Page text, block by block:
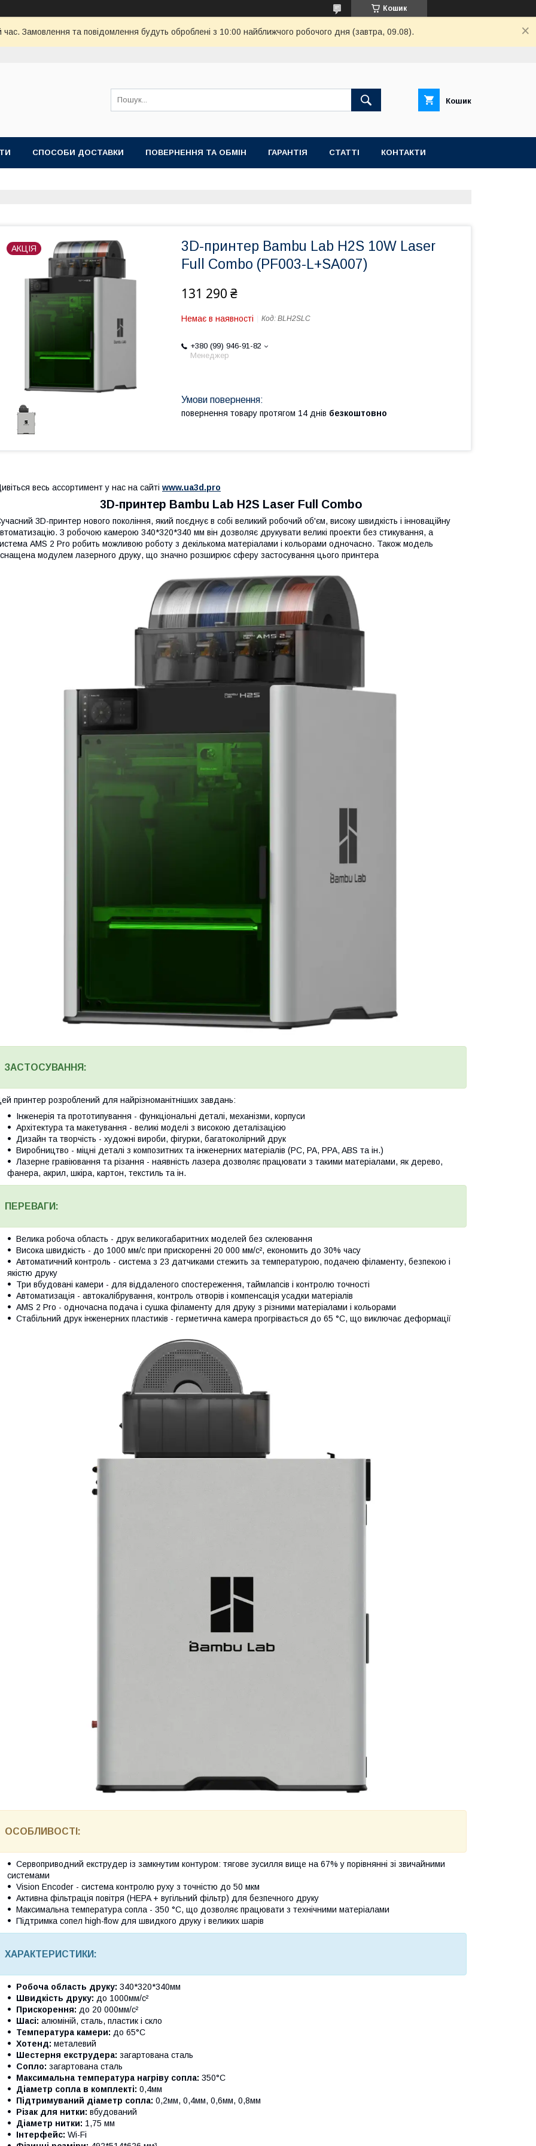
Кошик
час. Замовлення та повідомлення будуть оброблені з 10:00 найближчого робочого дня (завтра, 09.08).
Кошик
СПОСОБИ ДОСТАВКИ ПОВЕРНЕННЯ ТА ОБМІН ГАРАНТІЯ СТАТТІ КОНТАКТИ
АКЦІЯ
3D-принтер Bambu Lab H2S 10W Laser
Full Combo (PF003-L+SA007)
131 290 ₴
Немає в наявності Код: BLH2SLC
+380 (99) 946-91-82
Менеджер
повернення товару протягом 14 днів безкоштовно
весь ассортимент у нас на сайті www.ua3d.pro
3D-принтер Bambu Lab H2S Laser Full Combo
3D-принтер нового покоління, який поєднує в собі великий робочий об'єм, високу швидкість і інноваційну
З робочою камерою 340*320*340 мм він дозволяє друкувати великі проекти без стикування, а
AMS 2 Pro робить можливою роботу з декількома матеріалами і кольорами одночасно. Також модель
модулем лазерного друку, що значно розширює сферу застосування цього принтера
ЗАСТОСУВАННЯ:
принтер розроблений для найрізноманітніших завдань:
Інженерія та прототипування - функціональні деталі, механізми, корпуси
Архітектура та макетування - великі моделі з високою деталізацією
Дизайн та творчість - художні вироби, фігурки, багатоколірний друк
Виробництво - міцні деталі з композитних та інженерних матеріалів (PC, PA, PPA, ABS та ін.)
Лазерне гравіювання та різання - наявність лазера дозволяє працювати з такими матеріалами, як дерево,
фанера, акрил, шкіра, картон, текстиль та ін.
ПЕРЕВАГИ:
Велика робоча область - друк великогабаритних моделей без склеювання
Висока швидкість - до 1000 мм/с при прискоренні 20 000 мм/с², економить до 30% часу
Автоматичний контроль - система з 23 датчиками стежить за температурою, подачею філаменту, безпекою і
якістю друку
Три вбудовані камери - для віддаленого спостереження, таймлапсів і контролю точності
Автоматизація - автокалібрування, контроль отворів і компенсація усадки матеріалів
AMS 2 Pro - одночасна подача і сушка філаменту для друку з різними матеріалами і кольорами
Стабільний друк інженерних пластиків - герметична камера прогрівається до 65 °C, що виключає деформації
ОСОБЛИВОСТІ:
Сервоприводний екструдер із замкнутим контуром: тягове зусилля вище на 67% у порівнянні зі звичайними
системами
Vision Encoder - система контролю руху з точністю до 50 мкм
Активна фільтрація повітря (HEPA + вугільний фільтр) для безпечного друку
Максимальна температура сопла - 350 °C, що дозволяє працювати з технічними матеріалами
Підтримка сопел high-flow для швидкого друку і великих шарів
ХАРАКТЕРИСТИКИ:
Робоча область друку: 340*320*340мм
Швидкість друку: до 1000мм/с²
Прискорення: до 20 000мм/с²
Шасі: алюміній, сталь, пластик і скло
Температура камери: до 65°C
Хотенд: металевий
Шестерня екструдера: загартована сталь
Сопло: загартована сталь
Максимальна температура нагріву сопла: 350°С
Діаметр сопла в комплекті: 0,4мм
Підтримуваний діаметр сопла: 0,2мм, 0,4мм, 0,6мм, 0,8мм
Різак для нитки: вбудований
Діаметр нитки: 1,75 мм
Інтерфейс: Wi-Fi